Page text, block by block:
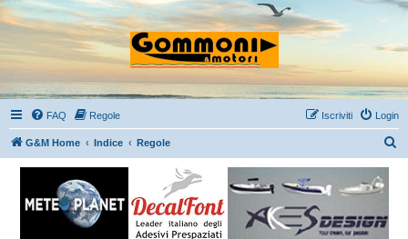
FAQ Regole Login
Iscriviti
G&M Home Indice Regole